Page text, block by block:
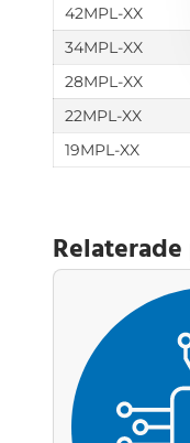
42MPL-XX
34MPL-XX
28MPL-XX
22MPL-XX
19MPL-XX